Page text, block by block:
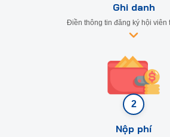
Ghi danh
Điền thông tin đăng ký hội viên
2
Nộp phí